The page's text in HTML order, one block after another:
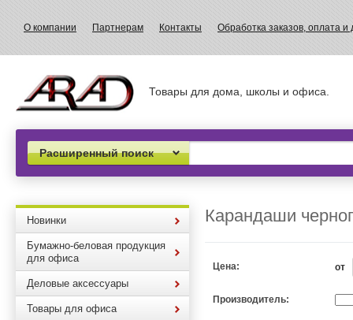
О компании Партнерам Контакты Обработка заказов, оплата и
Товары для дома, школы и офиса.
Расширенный поиск
Новинки
Бумажно-беловая продукция
для офиса
Деловые аксессуары
Товары для офиса
Карандаши
Цена: от
Производитель: